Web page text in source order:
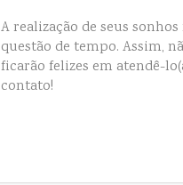
A realização de seus
questão de tempo. Assim,
ficarão felizes em atendê-
contato!